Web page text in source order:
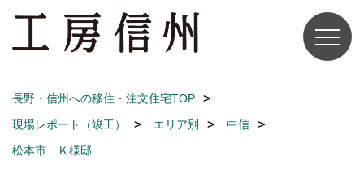
長野・信州への移住・注文住宅TOP
現場レポート（竣工）
エリア別
中信
松本市 Ｋ様邸